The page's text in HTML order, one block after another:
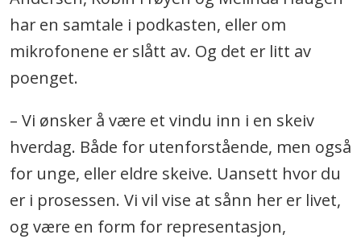
har en samtale i podkasten, eller om
mikrofonene er slått av. Og det er litt av
poenget.
– Vi ønsker å være et vindu inn i en skeiv
hverdag. Både for utenforstående, men også
for unge, eller eldre skeive. Uansett hvor du
er i prosessen. Vi vil vise at sånn her er livet,
og være en form for representasjon,